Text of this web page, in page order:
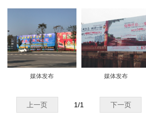
媒体发布 媒体发布
上一页 下一页
1/1